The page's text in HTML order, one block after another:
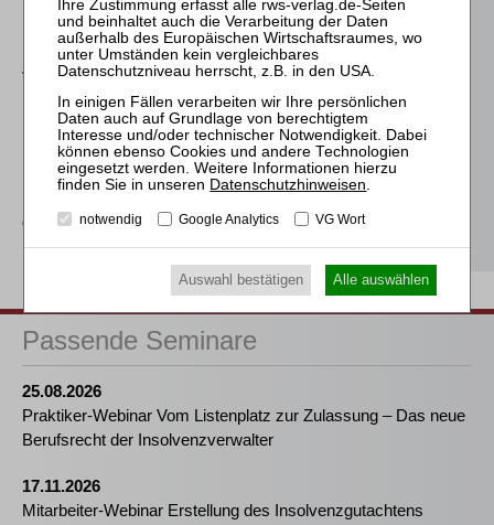
Die Verwirkung der
Vergütung des
Insolvenzverwalters
Schmitz-Justen
Die Haftung des
Kommanditisten in der
Gesellschaft
Passende Seminare
25.08.2026
Praktiker-Webinar Vom Listenplatz zur Zulassung – Das neue
Berufsrecht der Insolvenzverwalter
17.11.2026
Mitarbeiter-Webinar Erstellung des Insolvenzgutachtens
Datenschutzhinweisen.
notwendig Google Analytics VG Wort
Auswahl bestätigen Alle auswählen